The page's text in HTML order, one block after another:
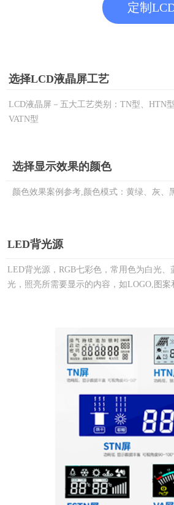
定制
选择LCD液晶屏工艺
LCD液晶屏－五大工艺类别：TN型、HTN
VATN型
选择显示效果的颜色
颜色效果案例参考,颜色模式：黄绿、灰、
LED背光源
LED背光源，RGB七彩色，常用色为白光
光，照亮所需要显示的内容，如LOGO,图